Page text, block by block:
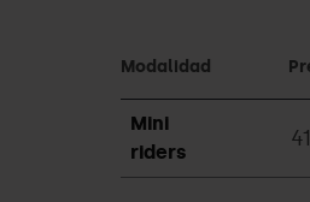
Modalidad
Mini
riders